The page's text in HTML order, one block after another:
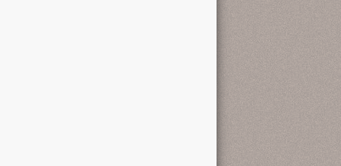
recorder :dshow-adev=none :dshow-size=1360x768